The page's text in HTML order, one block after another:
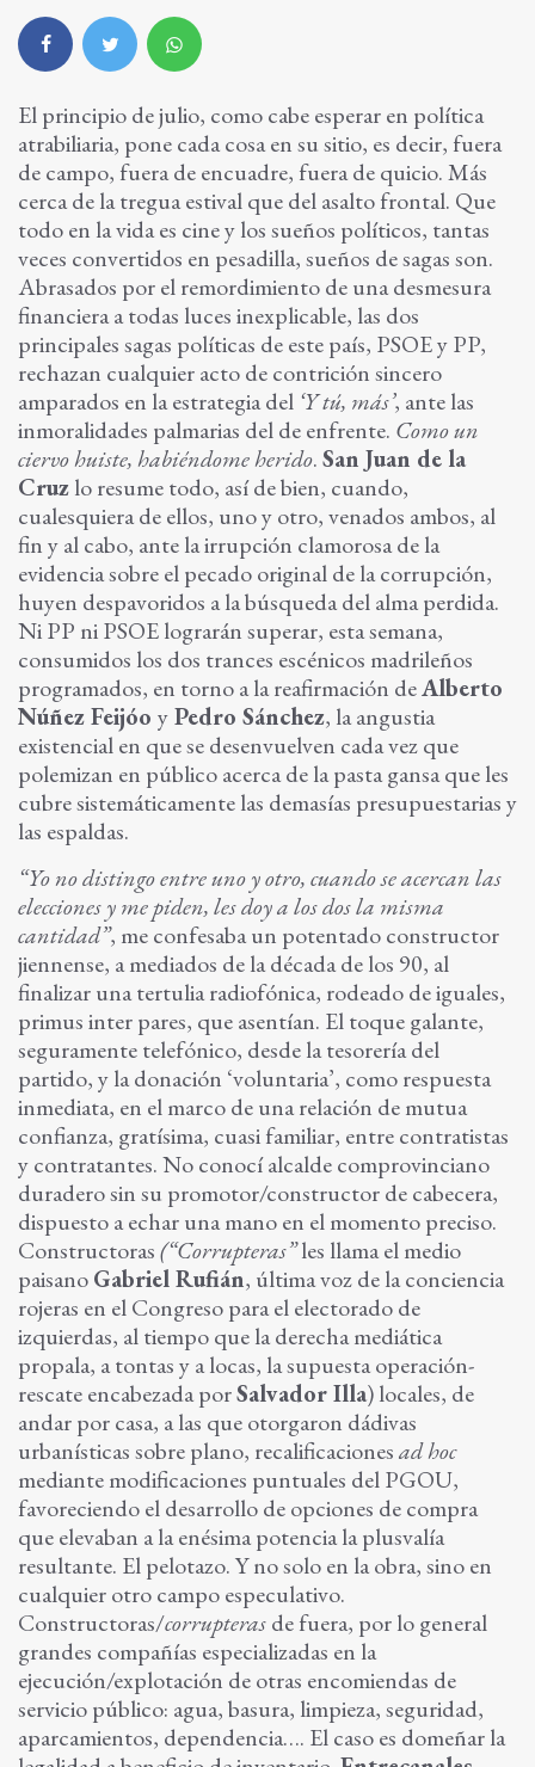
El principio de julio, como cabe esperar en política
atrabiliaria, pone cada cosa en su sitio, es decir, fuera
de campo, fuera de encuadre, fuera de quicio. Más
cerca de la tregua estival que del asalto frontal. Que
todo en la vida es cine y los sueños políticos, tantas
veces convertidos en pesadilla, sueños de sagas son.
Abrasados por el remordimiento de una desmesura
financiera a todas luces inexplicable, las dos
principales sagas políticas de este país, PSOE y PP,
rechazan cualquier acto de contrición sincero
amparados en la estrategia del ‘Y tú, más’, ante las
inmoralidades palmarias del de enfrente. Como un
ciervo huiste, habiéndome herido.San Juan de la
Cruzlo resume todo, así de bien, cuando,
cualesquiera de ellos, uno y otro, venados ambos, al
fin y al cabo, ante la irrupción clamorosa de la
evidencia sobre el pecado original de la corrupción,
huyen despavoridos a la búsqueda del alma perdida.
Ni PP ni PSOE lograrán superar, esta semana,
consumidos los dos trances escénicos madrileños
programados, en torno a la reafirmación deAlberto
Núñez Feijóo yPedro Sánchez, la angustia
existencial en que se desenvuelven cada vez que
polemizan en público acerca de la pasta gansa que les
cubre sistemáticamente las demasías presupuestarias y
las espaldas.
“Yo no distingo entre uno y otro, cuando se acercan las
elecciones y me piden, les doy a los dos la misma
cantidad”, me confesaba un potentado constructor
jiennense, a mediados de la década de los 90, al
finalizar una tertulia radiofónica, rodeado de iguales,
primus inter pares, que asentían. El toque galante,
seguramente telefónico, desde la tesorería del
partido, y la donación ‘voluntaria’, como respuesta
inmediata, en el marco de una relación de mutua
confianza, gratísima, cuasi familiar, entre contratistas
y contratantes. No conocí alcalde comprovinciano
duradero sin su promotor/constructor de cabecera,
dispuesto a echar una mano en el momento preciso.
Constructoras(“Corrupteras”les llama el medio
paisanoGabriel Rufián, última voz de la conciencia
rojeras en el Congreso para el electorado de
izquierdas, al tiempo que la derecha mediática
propala, a tontas y a locas, la supuesta operación-
rescate encabezada porSalvador Illa) locales, de
andar por casa, a las que otorgaron dádivas
urbanísticas sobre plano, recalificacionesad hoc
mediante modificaciones puntuales del PGOU,
favoreciendo el desarrollo de opciones de compra
que elevaban a la enésima potencia la plusvalía
resultante. El pelotazo. Y no solo en la obra, sino en
cualquier otro campo especulativo.
Constructoras/corrupterasde fuera, por lo general
grandes compañías especializadas en la
ejecución/explotación de otras encomiendas de
servicio público: agua, basura, limpieza, seguridad,
aparcamientos, dependencia…. El caso es domeñar la